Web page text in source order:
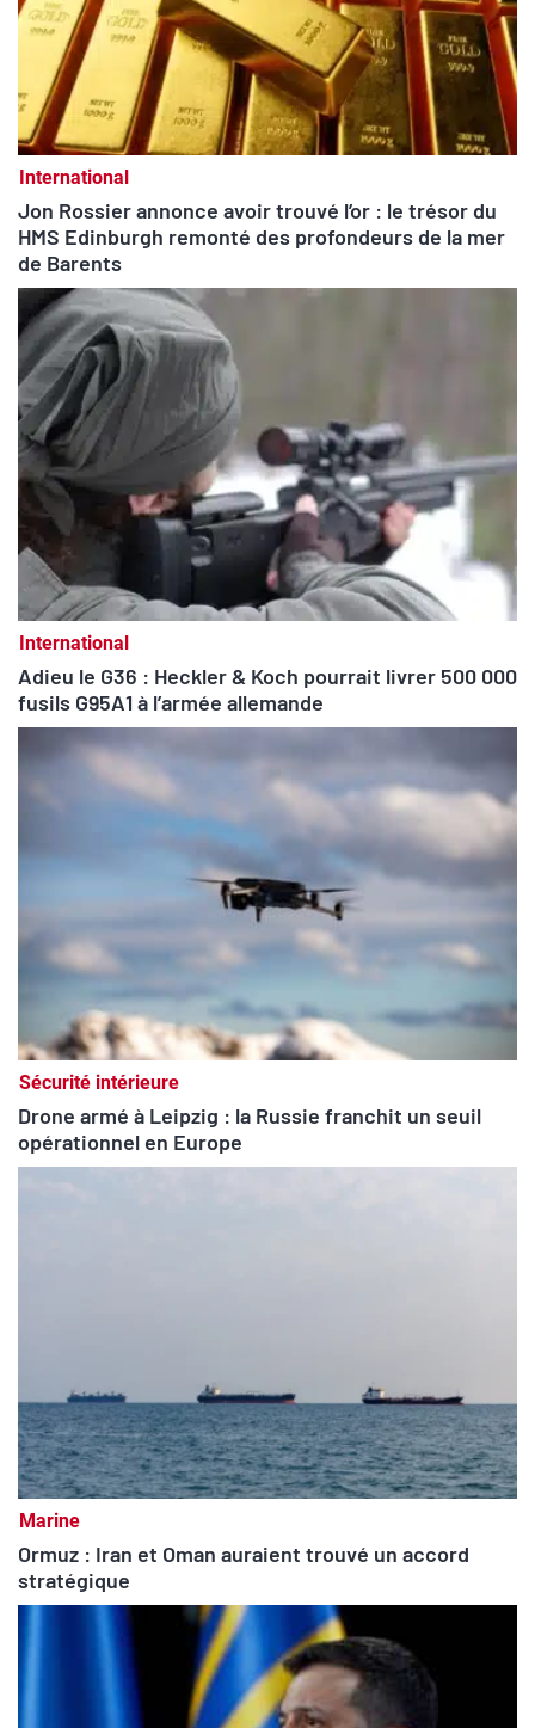
International
Jon Rossier annonce avoir trouvé l’or : le trésor du
HMS Edinburgh remonté des profondeurs de la mer
de Barents
International
Adieu le G36 : Heckler & Koch pourrait livrer 500 000
fusils G95A1 à l’armée allemande
Sécurité intérieure
Drone armé à Leipzig : la Russie franchit un seuil
opérationnel en Europe
Marine
Ormuz : Iran et Oman auraient trouvé un accord
stratégique